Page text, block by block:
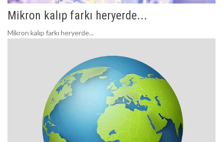
Mikron kalıp farkı heryerde...
Mikron kalıp farkı heryerde...